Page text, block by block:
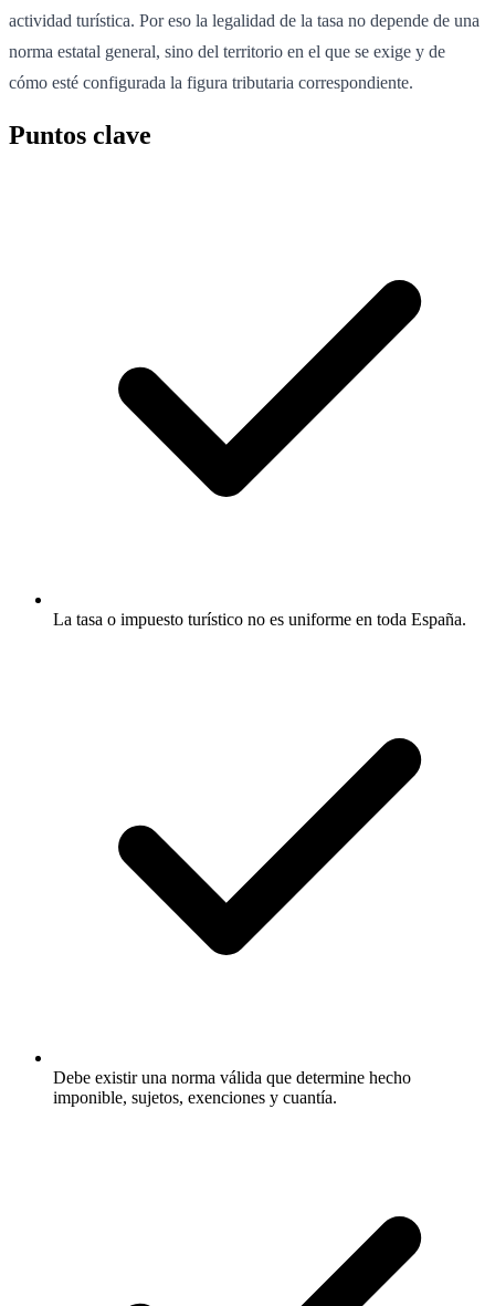
actividad turística. Por eso la legalidad de la tasa no depende de una
norma estatal general, sino del territorio en el que se exige y de
cómo esté configurada la figura tributaria correspondiente.
Puntos clave
La tasa o impuesto turístico no es uniforme en toda España.
Debe existir una norma válida que determine hecho
imponible, sujetos, exenciones y cuantía.